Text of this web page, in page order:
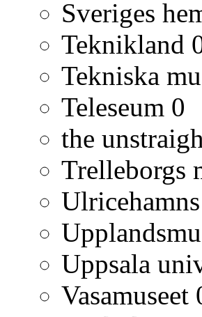
Sveriges
Teknikland
Tekniska
Teleseum 0
the
Trelleborgs
Uppsala
Vasamuseet